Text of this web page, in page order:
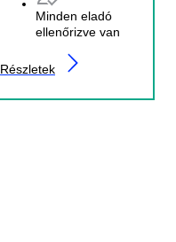
Minden eladó
ellenőrizve van
Részletek